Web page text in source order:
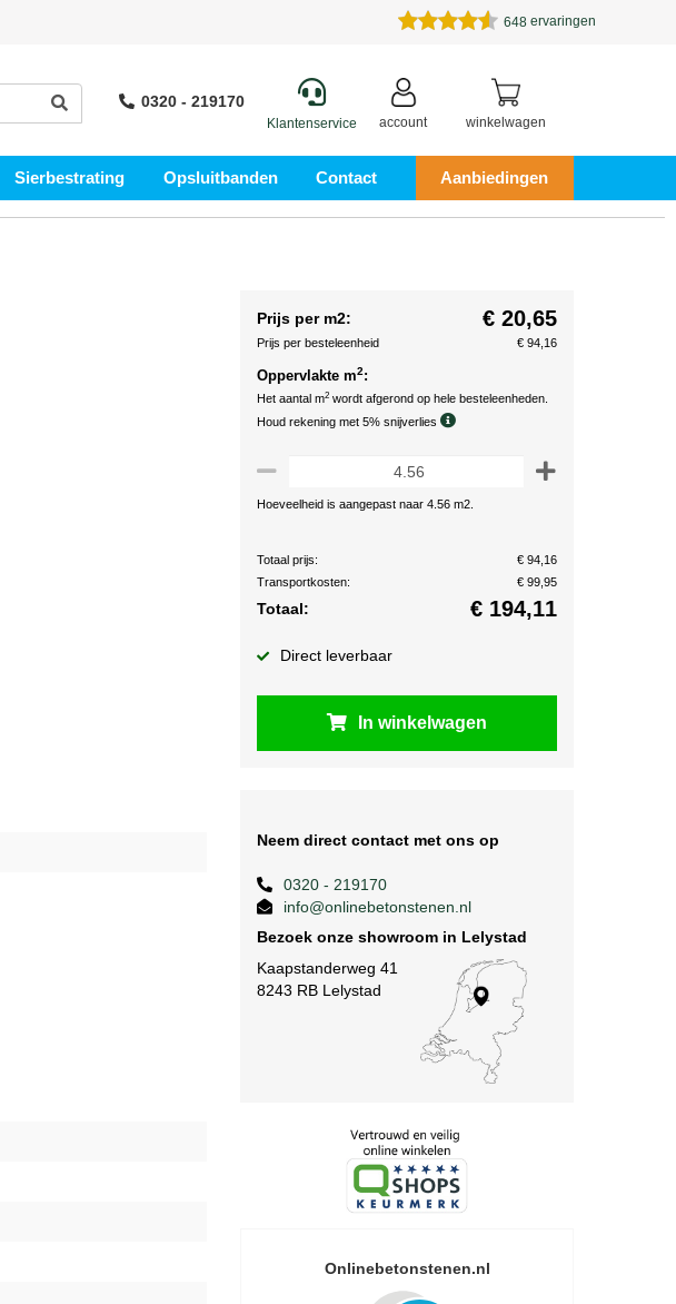
648 ervaringen
0320 - 219170
Klantenservice account winkelwagen
Sierbestrating Opsluitbanden Contact Aanbiedingen
Prijs per m2: € 20,65
Prijs per besteleenheid € 94,16
Oppervlakte m2:
Het aantal m2 wordt afgerond op hele besteleenheden.
Houd rekening met 5% snijverlies
Hoeveelheid is aangepast naar 4.56 m2.
Totaal prijs:
€ 94,16
Transportkosten:
€ 99,95
Totaal: € 194,11
Direct leverbaar
In winkelwagen
Neem direct contact met ons op
0320 - 219170
info@onlinebetonstenen.nl
Bezoek onze showroom in Lelystad
Kaapstanderweg 41
8243 RB Lelystad
Onlinebetonstenen.nl